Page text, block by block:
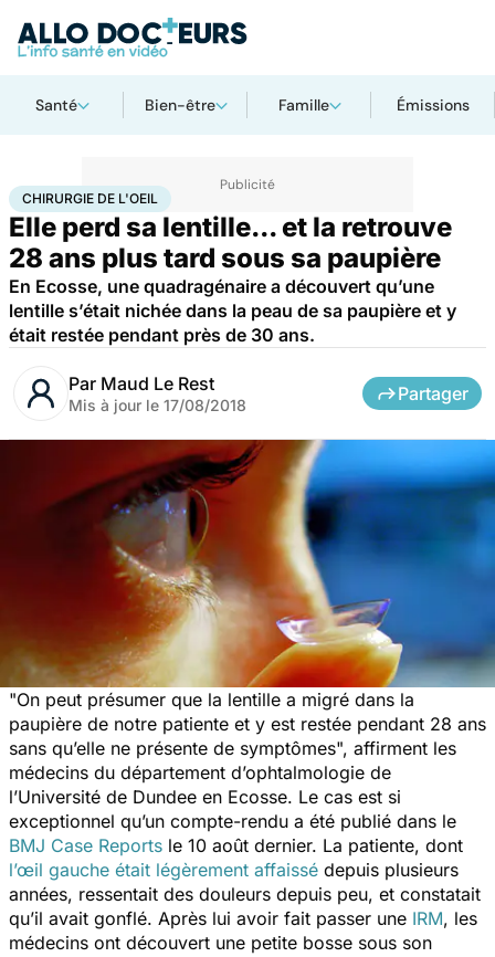
Santé Bien-être Famille Émissions
AccueilSantéMaladies Chirurgie de l'oeil
CHIRURGIE DE L'OEIL
Elle perd sa lentille... et la retrouve
28 ans plus tard sous sa paupière
En Ecosse, une quadragénaire a découvert qu’une
lentille s’était nichée dans la peau de sa paupière et y
était restée pendant près de 30 ans.
Par Maud Le Rest
Mis à jour le 17/08/2018
Partager
"On peut présumer que la lentille a migré dans la
paupière de notre patiente et y est restée pendant 28 ans
sans qu’elle ne présente de symptômes", affirment les
médecins du département d’ophtalmologie de
l’Université de Dundee en Ecosse. Le cas est si
exceptionnel qu’un compte-rendu a été publié dans le
BMJ Case Reports le 10 août dernier. La patiente, dont
l’œil gauche était légèrement affaissé depuis plusieurs
années, ressentait des douleurs depuis peu, et constatait
qu’il avait gonflé. Après lui avoir fait passer une IRM, les
médecins ont découvert une petite bosse sous son